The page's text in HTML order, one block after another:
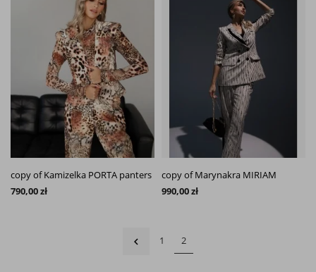
copy of Kamizelka PORTA panters
790,00 zł
copy of Marynakra MIRIAM
990,00 zł
keyboard_arrow_left Назад1 2